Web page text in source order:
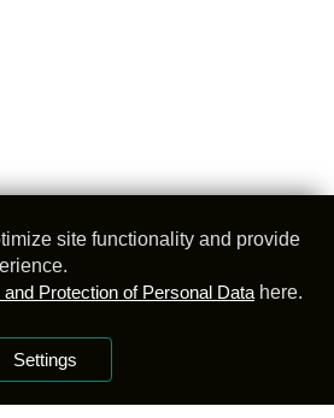
site functionality and provide
Protection of Personal Data here.
Settings
Privacy Policy